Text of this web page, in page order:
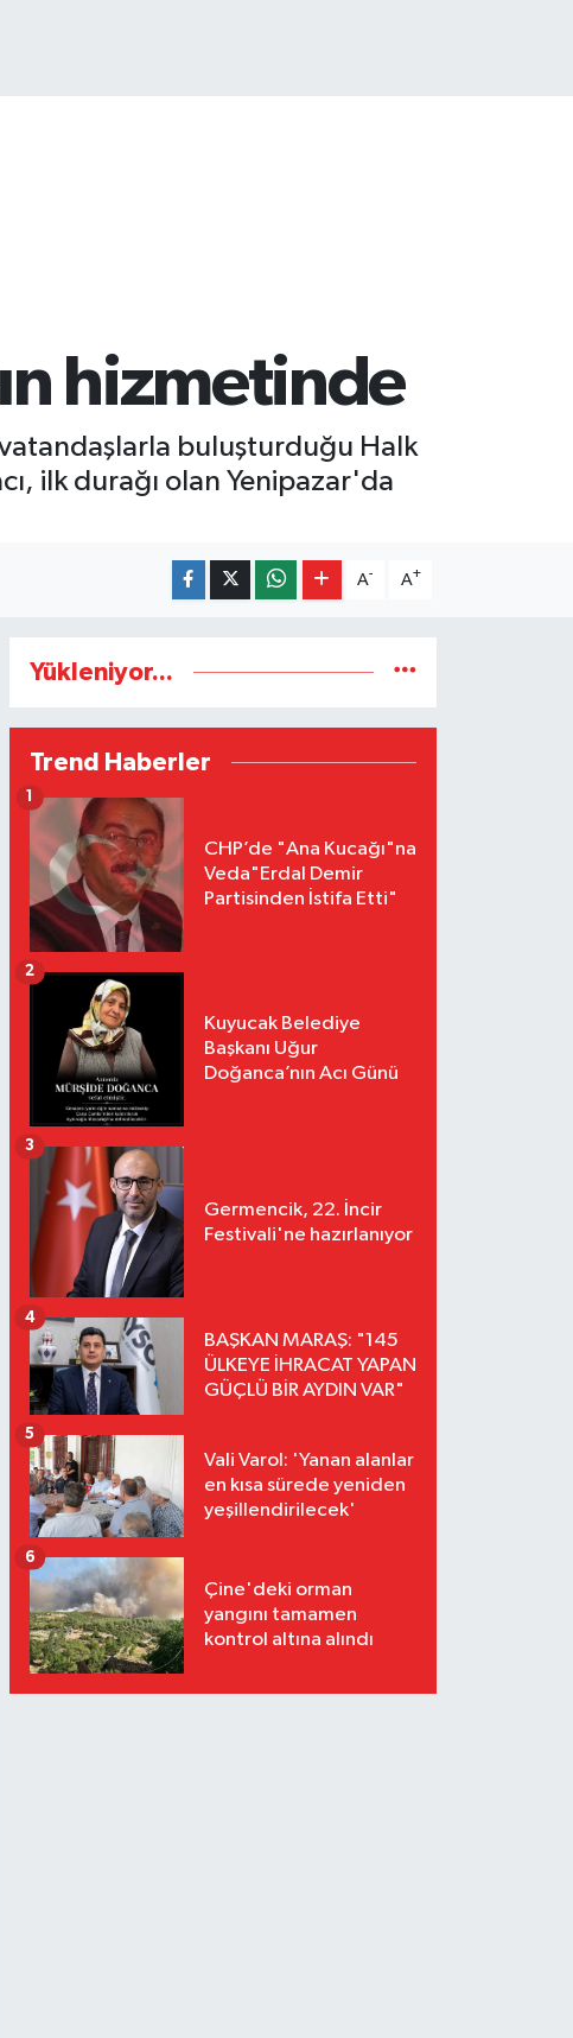
hizmetinde
buluşturduğu Halk
ilk durağı olan Yenipazar'da
A- A+
Yükleniyor...
Trend Haberler
CHP’de "Ana Kucağı"na
Veda"Erdal Demir
Partisinden İstifa Etti"
1
Kuyucak Belediye
Başkanı Uğur
Doğanca’nın Acı Günü
2
Germencik, 22. İncir
Festivali'ne hazırlanıyor
3
BAŞKAN MARAŞ: "145
ÜLKEYE İHRACAT YAPAN
GÜÇLÜ BİR AYDIN VAR"
4
Vali Varol: 'Yanan alanlar
en kısa sürede yeniden
yeşillendirilecek'
5
Çine'deki orman
yangını tamamen
kontrol altına alındı
6